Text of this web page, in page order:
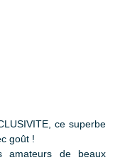
ce superbe
goût !
de beaux